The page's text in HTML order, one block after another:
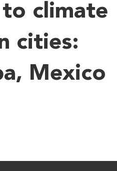
climate
cities:
Mexico